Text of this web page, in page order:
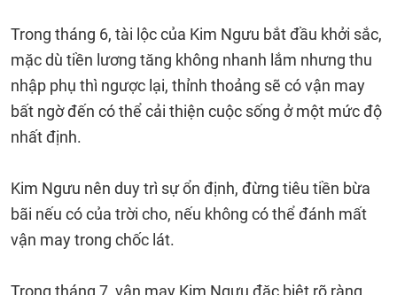
Trong tháng 6, tài lộc của Kim Ngưu bắt đầu khởi sắc,
mặc dù tiền lương tăng không nhanh lắm nhưng thu
nhập phụ thì ngược lại, thỉnh thoảng sẽ có vận may
bất ngờ đến có thể cải thiện cuộc sống ở một mức độ
nhất định.
Kim Ngưu nên duy trì sự ổn định, đừng tiêu tiền bừa
bãi nếu có của trời cho, nếu không có thể đánh mất
vận may trong chốc lát.
Trong tháng 7, vận may Kim Ngưu đặc biệt rõ ràng,